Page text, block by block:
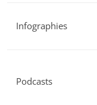
Infographies
Podcasts